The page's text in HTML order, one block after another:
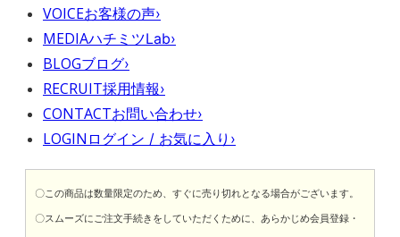
VOICEお客様の声›
MEDIAハチミツLab›
BLOGブログ›
RECRUIT採用情報›
CONTACTお問い合わせ›
LOGIN ログイン / お気に入り ›
〇この商品は数量限定のため、すぐに売り切れとなる場合がございます。
〇スムーズにご注文手続きをしていただくために、あらかじめ会員登録・